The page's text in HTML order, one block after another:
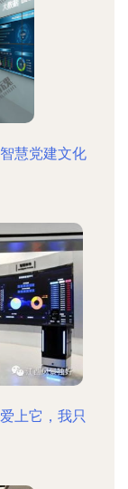
慧党建文化
上它，我只